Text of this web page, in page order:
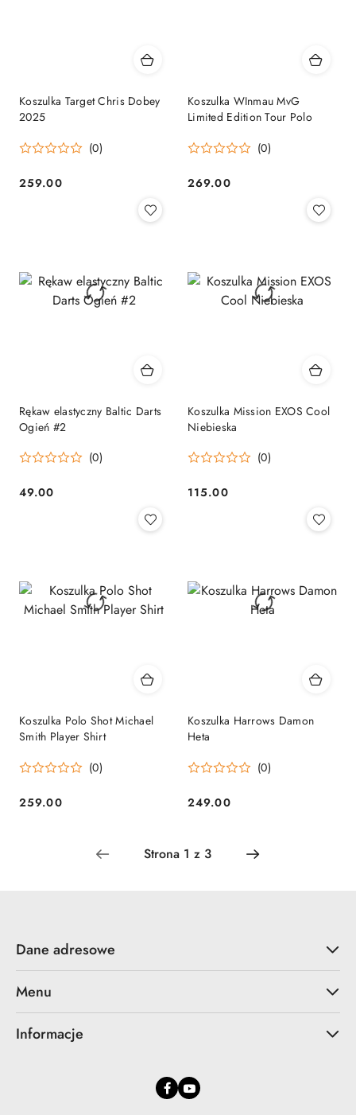
Koszulka Target Chris Dobey
2025
(0)
Cena:
259.00
Koszulka WInmau MvG
Limited Edition Tour Polo
(0)
Cena:
269.00
Rękaw elastyczny Baltic Darts
Ogień #2
(0)
Cena:
49.00
Koszulka Mission EXOS Cool
Niebieska
(0)
Cena:
115.00
Koszulka Polo Shot Michael
Smith Player Shirt
(0)
Cena:
259.00
Koszulka Harrows Damon
Heta
(0)
Cena:
249.00
Dane adresowe
Menu
Informacje